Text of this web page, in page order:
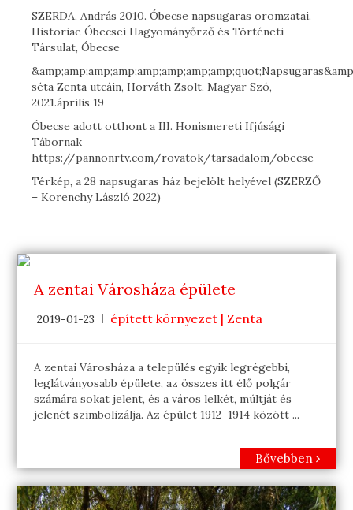
SZERDA, András 2010. Óbecse napsugaras oromzatai.
Historiae Óbecsei Hagyományőrző és Történeti
Társulat, Óbecse
séta Zenta utcáin, Horváth Zsolt, Magyar Szó,
2021.április 19
Óbecse adott otthont a III. Honismereti Ifjúsági
Tábornak
https://pannonrtv.com/rovatok/tarsadalom/obecse
Térkép, a 28 napsugaras ház bejelölt helyével (SZERZŐ
– Korenchy László 2022)
A zentai Városháza épülete
2019-01-23 épített környezet | Zenta
A zentai Városháza a település egyik legrégebbi,
leglátványosabb épülete, az összes itt élő polgár
számára sokat jelent, és a város lelkét, múltját és
jelenét szimbolizálja. Az épület 1912–1914 között ...
Bővebben